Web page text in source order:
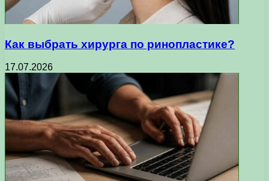
Как выбрать хирурга по ринопластике?
17.07.2026